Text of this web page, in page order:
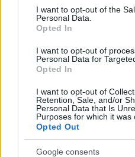
consent section.
I want to opt-out of the
Personal Data.
Opted In
I want to opt-out of
Personal Data for
Opted In
I want to opt-out of
Retention, Sale, and/or
Personal Data that Is
Purposes for which it was
Opted Out
Google consents
üzenetet küldtek
jegyértékesítés a
körülmények között ne
belépő nélkül” – írták a